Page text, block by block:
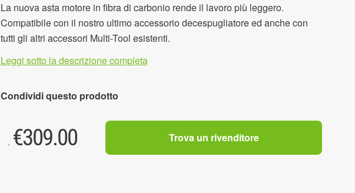
La nuova asta motore in fibra di carbonio rende il lavoro più leggero.
Compatibile con il nostro ultimo accessorio decespugliatore ed anche con
tutti gli altri accessori Multi-Tool esistenti.
Leggi sotto la descrizione completa
Condividi questo prodotto
. €309.00 Trova un rivenditore